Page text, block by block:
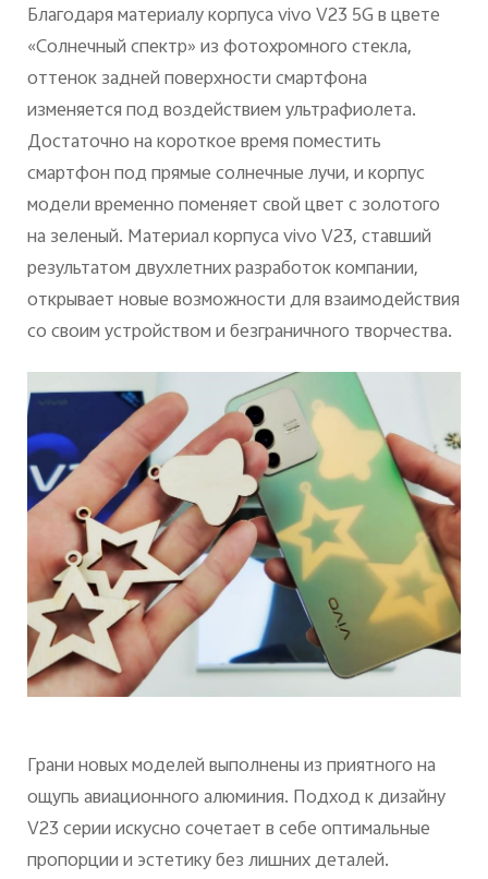
Благодаря материалу корпуса vivo V23 5G в цвете
«Солнечный спектр» из фотохромного стекла,
оттенок задней поверхности смартфона
изменяется под воздействием ультрафиолета.
Достаточно на короткое время поместить
смартфон под прямые солнечные лучи, и корпус
модели временно поменяет свой цвет с золотого
на зеленый. Материал корпуса vivo V23, ставший
результатом двухлетних разработок компании,
открывает новые возможности для взаимодействия
со своим устройством и безграничного творчества.
Грани новых моделей выполнены из приятного на
ощупь авиационного алюминия. Подход к дизайну
V23 серии искусно сочетает в себе оптимальные
пропорции и эстетику без лишних деталей.